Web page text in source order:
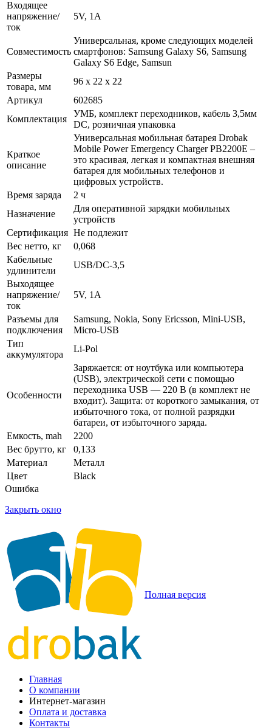
Входящее
напряжение/
ток
5V, 1A
Совместимость
Универсальная, кроме следующих моделей
смартфонов: Samsung Galaxy S6, Samsung
Galaxy S6 Edge, Samsun
Размеры
товара, мм
96 x 22 x 22
Артикул
602685
Комплектация
УМБ, комплект переходников, кабель 3,5мм
DC, розничная упаковка
Краткое
описание
Универсальная мобильная батарея Drobak
Mobile Power Emergency Charger PB2200E –
это красивая, легкая и компактная внешняя
батарея для мобильных телефонов и
цифровых устройств.
Время заряда
2 ч
Назначение
Для оперативной зарядки мобильных
устройств
Сертификация Не подлежит
Вес нетто, кг
0,068
Кабельные
удлинители
USB/DC-3,5
Выходящее
напряжение/
ток
5V, 1A
Разъемы для
подключения
Samsung, Nokia, Sony Ericsson, Mini-USB,
Micro-USB
Тип
аккумулятора
Li-Pol
Особенности
Заряжается: от ноутбука или компьютера
(USB), электрической сети с помощью
переходника USB — 220 В (в комплект не
входит). Защита: от короткого замыкания, от
избыточного тока, от полной разрядки
батареи, от избыточного заряда.
Емкость, mah
2200
Вес брутто, кг
0,133
Материал
Металл
Цвет
Black
Ошибка
Закрыть окно
Полная версия
Главная
О компании
Интернет-магазин
Оплата и доставка
Контакты